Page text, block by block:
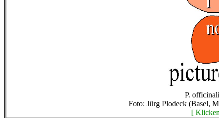
P.
Foto: Jürg Plodeck (Basel,
[